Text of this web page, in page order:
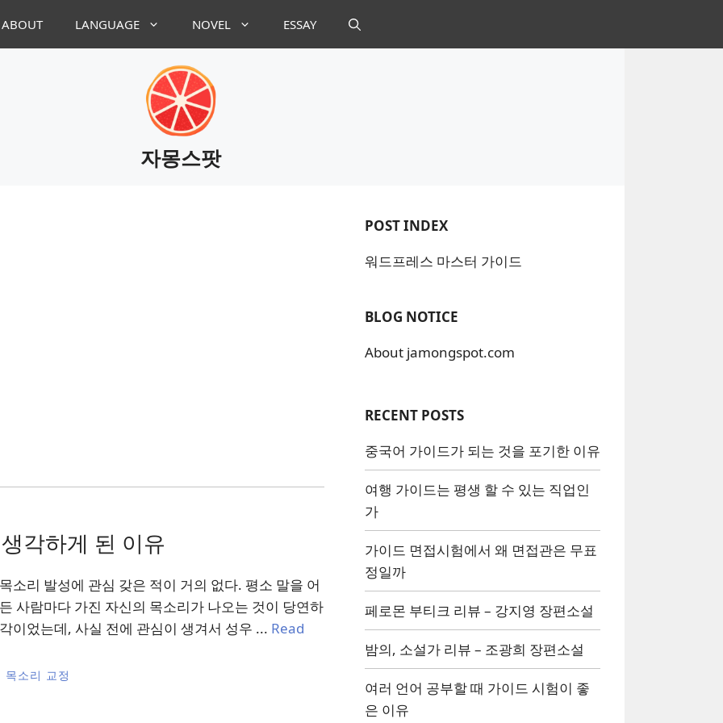
ABOUT LANGUAGE NOVEL ESSAY
자몽스팟
각하게 된 이유
소리 발성에 관심 갖은 적이 거의 없다. 평소 말을 어
사람마다 가진 자신의 목소리가 나오는 것이 당연하
이었는데, 사실 전에 관심이 생겨서 성우 ... Read
목소리 교정
POST INDEX
워드프레스 마스터 가이드
BLOG NOTICE
About jamongspot.com
RECENT POSTS
중국어 가이드가 되는 것을 포기한 이유
여행 가이드는 평생 할 수 있는 직업인
가
가이드 면접시험에서 왜 면접관은 무표
정일까
페로몬 부티크 리뷰 – 강지영 장편소설
밤의, 소설가 리뷰 – 조광희 장편소설
여러 언어 공부할 때 가이드 시험이 좋
은 이유